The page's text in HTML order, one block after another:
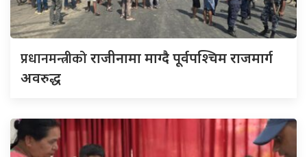
प्रधानमन्त्रीकोराजीनामा माग्दै पूर्वपश्चिम राजमार्ग
अवरुद्ध